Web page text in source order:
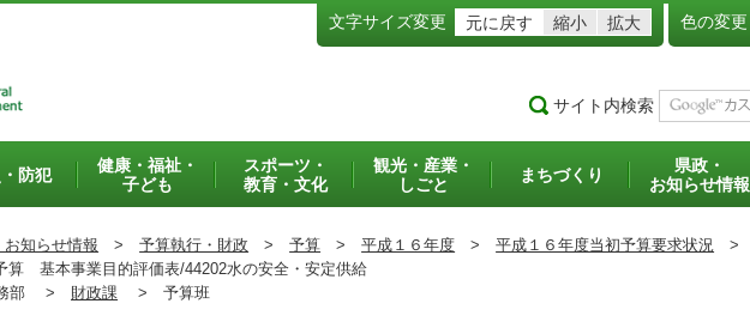
文字サイズ変更 元に戻す 縮小 拡大 色の変更
サイト内検索
防犯
健康・福祉・
子ども
スポーツ・
教育・文化
観光・産業・
しごと
まちづくり
県政・
お知らせ情報
お知らせ情報 > 予算執行・財政 > 予算 > 平成１６年度 > 平成１６年度当初予算要求状況 >
基本事業目的評価表/44202水の安全・安定供給
部 > 財政課 > 予算班